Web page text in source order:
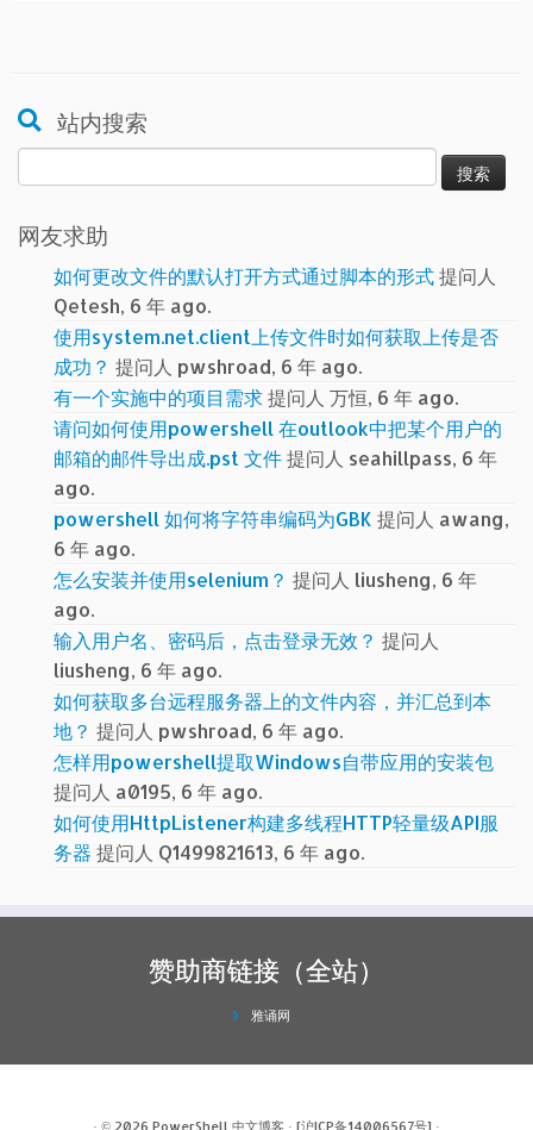
站内搜索
索：
网友求助
如何更改文件的默认打开方式通过脚本的形式提问人
Qetesh, 6 年 ago.
使用system.net.client上传文件时如何获取上传是否
成功？ 提问人 pwshroad, 6 年 ago.
有一个实施中的项目需求提问人 万恒, 6 年 ago.
请问如何使用powershell 在outlook中把某个用户的
邮箱的邮件导出成.pst 文件提问人 seahillpass, 6 年
ago.
powershell 如何将字符串编码为GBK 提问人 awang,
6 年 ago.
怎么安装并使用selenium？ 提问人 liusheng, 6 年
ago.
输入用户名、密码后，点击登录无效？ 提问人
liusheng, 6 年 ago.
如何获取多台远程服务器上的文件内容，并汇总到本
地？ 提问人 pwshroad, 6 年 ago.
怎样用powershell提取Windows自带应用的安装包
提问人 a0195, 6 年 ago.
如何使用HttpListener构建多线程HTTP轻量级API服
务器 提问人 Q1499821613, 6 年 ago.
赞助商链接（全站）
雅诵网
· © 2026 PowerShell 中文博客 · [沪ICP备14006567号] ·